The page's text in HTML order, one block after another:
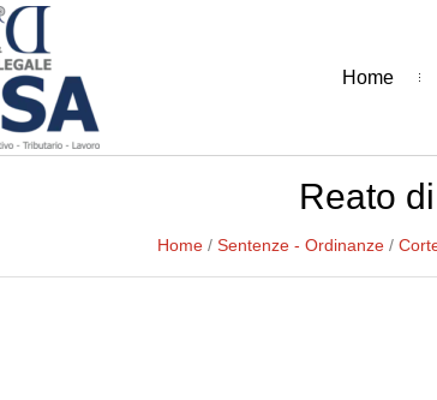
Home
Reato
Home / Sentenze - Ordinanze /